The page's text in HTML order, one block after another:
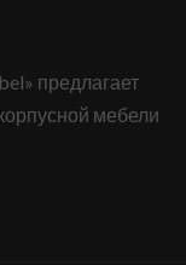
предлагает
мебели